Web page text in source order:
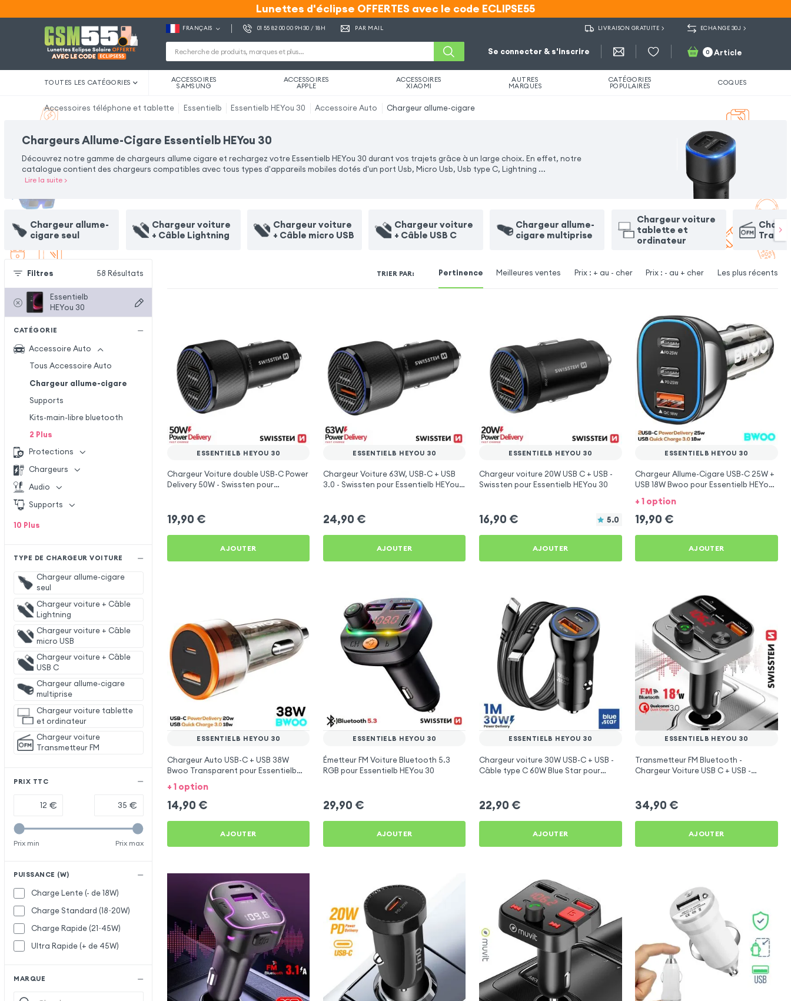
Lunettes d'éclipse OFFERTES avec le code ECLIPSE55
Lunettes d'éclipse OFFERTES avec le code ECLIPSE55
FRANÇAIS 01 55 82 00 00 9H30 / 18H PAR MAIL LIVRAISON GRATUITE ECHANGE 30J
Se connecter & s'inscrire 0 Article
TOUTES LES CATÉGORIES ACCESSOIRES
SAMSUNG
ACCESSOIRES
APPLE
ACCESSOIRES
XIAOMI
AUTRES
MARQUES
CATÉGORIES
POPULAIRES COQUES
Accessoires téléphone et tablette Essentielb Essentielb HEYou 30 Accessoire Auto Chargeur allume-cigare
Chargeurs Allume-Cigare Essentielb HEYou 30
Découvrez notre gamme de chargeurs allume cigare et rechargez votre Essentielb HEYou 30 durant vos trajets grâce à un large choix. En effet, notre
catalogue contient des chargeurs compatibles avec tous types d'appareils mobiles dotés d'un port Usb, Micro Usb, Usb type C, Lightning ...
Lire la suite>
Chargeur allume-
cigare seul
Chargeur voiture
+ Câble Lightning
Chargeur voiture
+ Câble micro USB
Chargeur voiture
+ Câble USB C
Chargeur allume-
cigare multiprise
Chargeur voiture
tablette et
ordinateur
Filtres 58 Résultats
Essentielb
HEYou 30
CATÉGORIE
Accessoire Auto
Tous Accessoire Auto
Chargeur allume-cigare
Supports
Kits-main-libre bluetooth
2 Plus
Protections
Chargeurs
Audio
Supports
10 Plus
TYPE DE CHARGEUR VOITURE
Chargeur allume-cigare
seul
Chargeur voiture + Câble
Lightning
Chargeur voiture + Câble
micro USB
Chargeur voiture + Câble
USB C
Chargeur allume-cigare
multiprise
Chargeur voiture tablette
et ordinateur
Chargeur voiture
Transmetteur FM
PRIX TTC
€ €
Prix min Prix max
PUISSANCE (W)
Charge Lente (- de 18W)
Charge Standard (18~20W)
Charge Rapide (21~45W)
Ultra Rapide (+ de 45W)
MARQUE
TRIER PAR: Pertinence Meilleures ventes Prix : + au - cher Prix : - au + cher Les plus récents
ESSENTIELB HEYOU 30
Chargeur Voiture double USB-C Power
Delivery 50W - Swissten pour
19,90 €
AJOUTER
ESSENTIELB HEYOU 30
Chargeur Voiture 63W, USB-C + USB
3.0 - Swissten pour Essentielb HEYou
24,90 €
AJOUTER
ESSENTIELB HEYOU 30
Chargeur voiture 20W USB C + USB -
Swissten pour Essentielb HEYou 30
16,90 € 5.0
AJOUTER
ESSENTIELB HEYOU 30
Chargeur Allume-Cigare USB-C 25W +
USB 18W Bwoo pour Essentielb HEYou
+ 1 option
19,90 €
AJOUTER
ESSENTIELB HEYOU 30
Chargeur Auto USB-C + USB 38W
Bwoo Transparent pour Essentielb
HEYou 30
+ 1 option
14,90 €
AJOUTER
ESSENTIELB HEYOU 30
Émetteur FM Voiture Bluetooth 5.3
RGB pour Essentielb HEYou 30
29,90 €
AJOUTER
ESSENTIELB HEYOU 30
Chargeur voiture 30W USB-C + USB -
Câble type C 60W Blue Star pour
22,90 €
AJOUTER
ESSENTIELB HEYOU 30
Transmetteur FM Bluetooth -
Chargeur Voiture USB C + USB -
34,90 €
AJOUTER